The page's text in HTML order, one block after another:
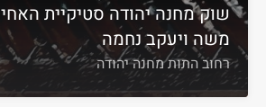
שוק מחנה יהודה סטיקיית
משה ויעקב נחמה
רחוב התות מחנה יהודה